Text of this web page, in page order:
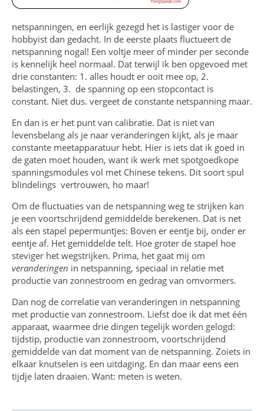
netspanningen, en eerlijk gezegd het is lastiger voor de
hobbyist dan gedacht. In de eerste plaats fluctueert de
netspanning nogal! Een voltje meer of minder per seconde
is kennelijk heel normaal. Dat terwijl ik ben opgevoed met
drie constanten: 1. alles houdt er ooit mee op, 2.
belastingen, 3. de spanning op een stopcontact is
constant. Niet dus. vergeet de constante netspanning maar.
En dan is er het punt van calibratie. Dat is niet van
levensbelang als je naar veranderingen kijkt, als je maar
constante meetapparatuur hebt. Hier is iets dat ik goed in
de gaten moet houden, want ik werk met spotgoedkope
spanningsmodules vol met Chinese tekens. Dit soort spul
blindelings vertrouwen, ho maar!
Om de fluctuaties van de netspanning weg te strijken kan
je een voortschrijdend gemiddelde berekenen. Dat is net
als een stapel pepermuntjes: Boven er eentje bij, onder er
eentje af. Het gemiddelde telt. Hoe groter de stapel hoe
steviger het wegstrijken. Prima, het gaat mij om
veranderingen in netspanning, speciaal in relatie met
productie van zonnestroom en gedrag van omvormers.
Dan nog de correlatie van veranderingen in netspanning
met productie van zonnestroom. Liefst doe ik dat met één
apparaat, waarmee drie dingen tegelijk worden gelogd:
tijdstip, productie van zonnestroom, voortschrijdend
gemiddelde van dat moment van de netspanning. Zoiets in
elkaar knutselen is een uitdaging. En dan maar eens een
tijdje laten draaien. Want: meten is weten.